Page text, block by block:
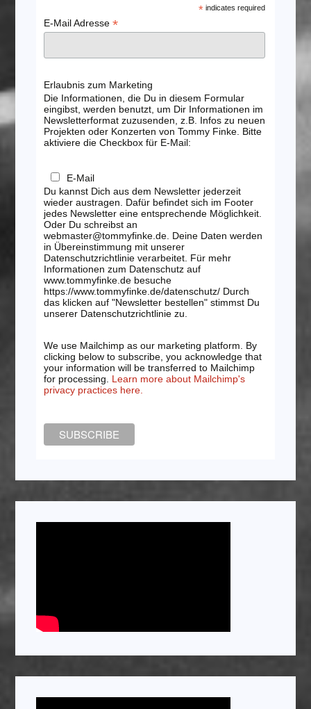
* indicates required
E-Mail Adresse *
Erlaubnis zum Marketing
Die Informationen, die Du in diesem Formular
eingibst, werden benutzt, um Dir Informationen im
Newsletterformat zuzusenden, z.B. Infos zu neuen
Projekten oder Konzerten von Tommy Finke. Bitte
aktiviere die Checkbox für E-Mail:
E-Mail
Du kannst Dich aus dem Newsletter jederzeit
wieder austragen. Dafür befindet sich im Footer
jedes Newsletter eine entsprechende Möglichkeit.
Oder Du schreibst an
webmaster@tommyfinke.de. Deine Daten werden
in Übereinstimmung mit unserer
Datenschutzrichtlinie verarbeitet. Für mehr
Informationen zum Datenschutz auf
www.tommyfinke.de besuche
https://www.tommyfinke.de/datenschutz/ Durch
das klicken auf "Newsletter bestellen" stimmst Du
unserer Datenschutzrichtlinie zu.
We use Mailchimp as our marketing platform. By
clicking below to subscribe, you acknowledge that
your information will be transferred to Mailchimp
for processing. Learn more about Mailchimp's
privacy practices here.